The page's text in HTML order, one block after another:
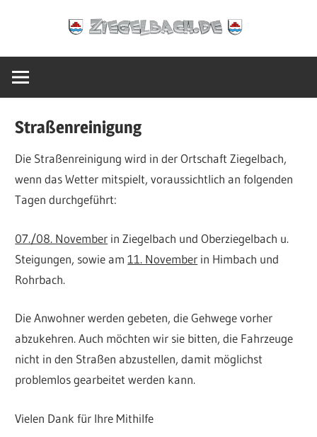
Ziegelbach.de
Straßenreinigung
Die Straßenreinigung wird in der Ortschaft Ziegelbach,
wenn das Wetter mitspielt, voraussichtlich an folgenden
Tagen durchgeführt:
07./08. November in Ziegelbach und Oberziegelbach u.
Steigungen, sowie am11. November in Himbach und
Rohrbach.
Die Anwohner werden gebeten, die Gehwege vorher
abzukehren. Auch möchten wir sie bitten, die Fahrzeuge
nicht in den Straßen abzustellen, damit möglichst
problemlos gearbeitet werden kann.
Vielen Dank für Ihre Mithilfe